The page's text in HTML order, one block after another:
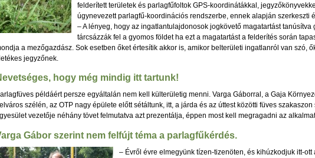
felderített területek és parlagfűfoltok GPS-koordinátákkal,
úgynevezett parlagfű-koordinációs rendszerbe, ennek alapján szerkeszti
– A lényeg, hogy az ingatlantulajdonosok jogkövető magatartást
tárcsázzák fel a gyomos földet ha ezt a magatartást a felderítés során
a mezőgazdász. Sok esetben őket értesítik akkor is, amikor belterületi ingatlanról van szó,
jegyzőnek.
hogy még mindig itt tartunk!
példáért persze egyáltalán nem kell külterületig menni. Varga Gáborral, a Gaja
szélén, az OTP nagy épülete előtt sétáltunk, itt, a járda és az úttest közötti füves
vezetője néhány tövet felmutatva azt prezentálja, éppen most kell megragadni az
Gábor szerint nem felfújt téma a parlagfűkérdés.
– Évről évre elmegyünk tízen-tizenöten, és kihúzkodjuk itt-